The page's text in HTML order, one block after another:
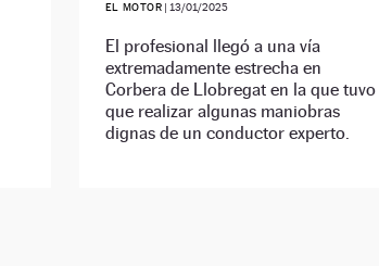
EL MOTOR | 13/01/2025
El profesional llegó a una vía
extremadamente estrecha en
Corbera de Llobregat en la que tuvo
que realizar algunas maniobras
dignas de un conductor experto.